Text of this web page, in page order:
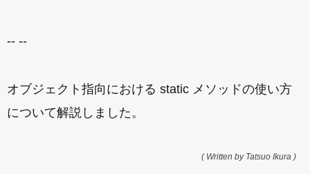
-- --
オブジェクト指向における static メソッドの使い方
について解説しました。
( Written by Tatsuo Ikura )